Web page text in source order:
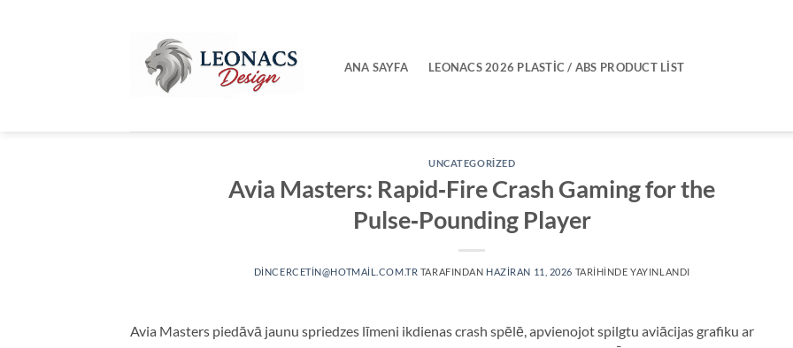
ANA SAYFA LEONACS 2026 PLASTIC / ABS PRODUCT LIST
UNCATEGORIZED
Avia Masters: Rapid‑Fire Crash Gaming for the
Pulse‑Pounding Player
DINCERCETIN@HOTMAIL.COM.TR TARAFINDAN HAZIRAN 11, 2026 TARIHINDE YAYINLANDI
Avia Masters piedāvā jaunu spriedzes līmeni ikdienas crash spēlē, apvienojot spilgtu aviācijas grafiku ar